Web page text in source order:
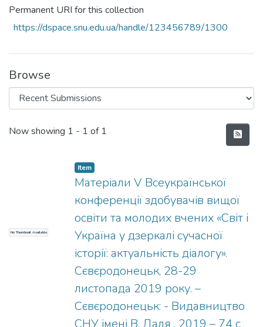
Permanent URI for this collection
https://dspace.snu.edu.ua/handle/123456789/1300
Browse
Recent Submissions
Now showing 1 - 1 of 1
No Thumbnail Available
Item
Матеріали V Всеукраїнської
конференції здобувачів вищої
освіти та молодих вчених «Світ і
Україна у дзеркалі сучасної
історії: актуальність діалогу».
Сєвєродонецьк, 28-29
листопада 2019 року. –
Сєвєродонецьк: - Видавництво
СНУ імені В. Даля , 2019 – 74 с